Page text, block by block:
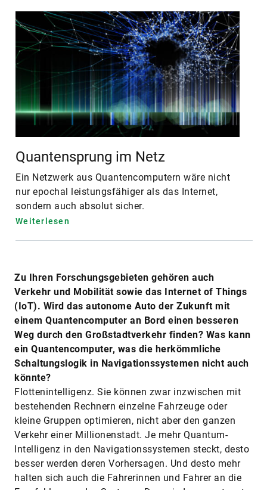
Quantensprung im Netz
Ein Netzwerk aus Quantencomputern wäre nicht
nur epochal leistungsfähiger als das Internet,
sondern auch absolut sicher.
Weiterlesen
Zu Ihren Forschungsgebieten gehören auch
Verkehr und Mobilität sowie das Internet of Things
(IoT). Wird das autonome Auto der Zukunft mit
einem Quantencomputer an Bord einen besseren
Weg durch den Großstadtverkehr finden? Was kann
ein Quantencomputer, was die herkömmliche
Schaltungslogik in Navigationssystemen nicht auch
könnte?
Flottenintelligenz. Sie können zwar inzwischen mit
bestehenden Rechnern einzelne Fahrzeuge oder
kleine Gruppen optimieren, nicht aber den ganzen
Verkehr einer Millionenstadt. Je mehr Quantum-
Intelligenz in den Navigationssystemen steckt, desto
besser werden deren Vorhersagen. Und desto mehr
halten sich auch die Fahrerinnen und Fahrer an die